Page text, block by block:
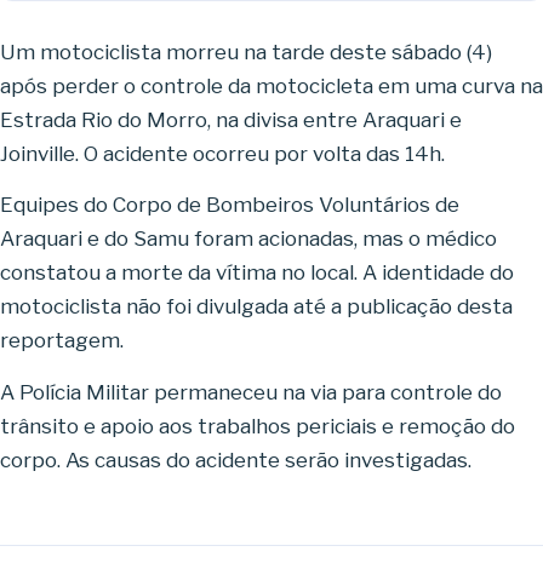
Um motociclista morreu na tarde deste sábado (4)
após perder o controle da motocicleta em uma curva na
Estrada Rio do Morro, na divisa entre Araquari e
Joinville. O acidente ocorreu por volta das 14h.
Equipes do Corpo de Bombeiros Voluntários de
Araquari e do Samu foram acionadas, mas o médico
constatou a morte da vítima no local. A identidade do
motociclista não foi divulgada até a publicação desta
reportagem.
A Polícia Militar permaneceu na via para controle do
trânsito e apoio aos trabalhos periciais e remoção do
corpo. As causas do acidente serão investigadas.